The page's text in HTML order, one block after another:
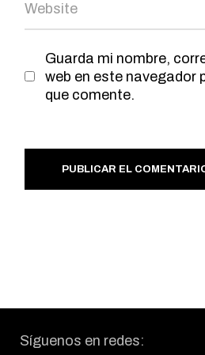
Guarda mi nombre,
web en este navegador
que comente.
PUBLICAR EL
Síguenos en redes: